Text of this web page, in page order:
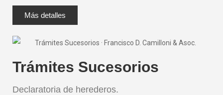
Más detalles
Trámites Sucesorios
Declaratoria de herederos.